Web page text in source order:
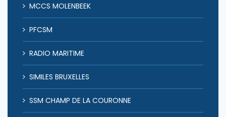
MCCS MOLENBEEK
PFCSM
RADIO MARITIME
SIMILES BRUXELLES
SSM CHAMP DE LA COURONNE